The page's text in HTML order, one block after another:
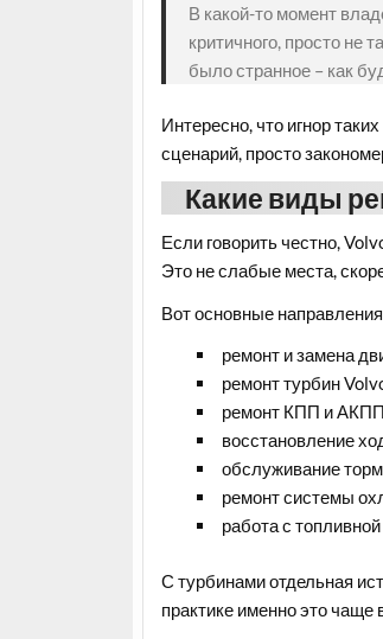
В какой-то момент
критичного, просто не
было странное – как
Интересно, что игнор
сценарий, просто
Какие виды
Если говорить честно,
Это не слабые места,
Вот основные
ремонт и замена
ремонт турбин
ремонт КПП и
восстановление
обслуживание
ремонт системы
работа с
С турбинами отдельная
практике именно это чаще